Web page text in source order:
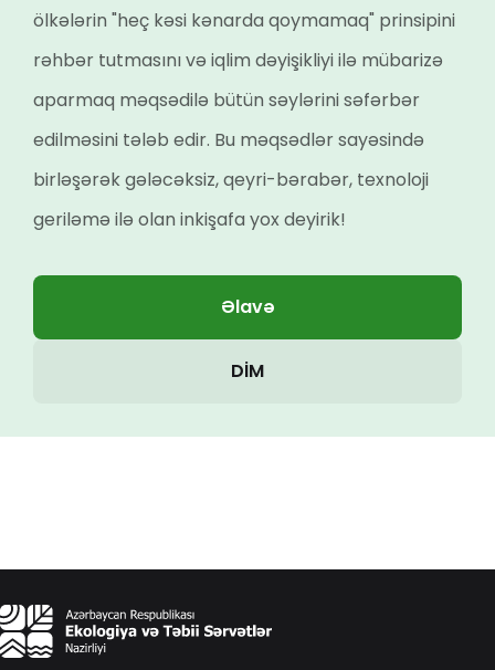
ölkələrin "heç kəsi kənarda qoymamaq" prinsipini
rəhbər tutmasını və iqlim dəyişikliyi ilə mübarizə
aparmaq məqsədilə bütün səylərini səfərbər
edilməsini tələb edir. Bu məqsədlər sayəsində
birləşərək gələcəksiz, qeyri-bərabər, texnoloji
geriləmə ilə olan inkişafa yox deyirik!
Əlavə
DİM